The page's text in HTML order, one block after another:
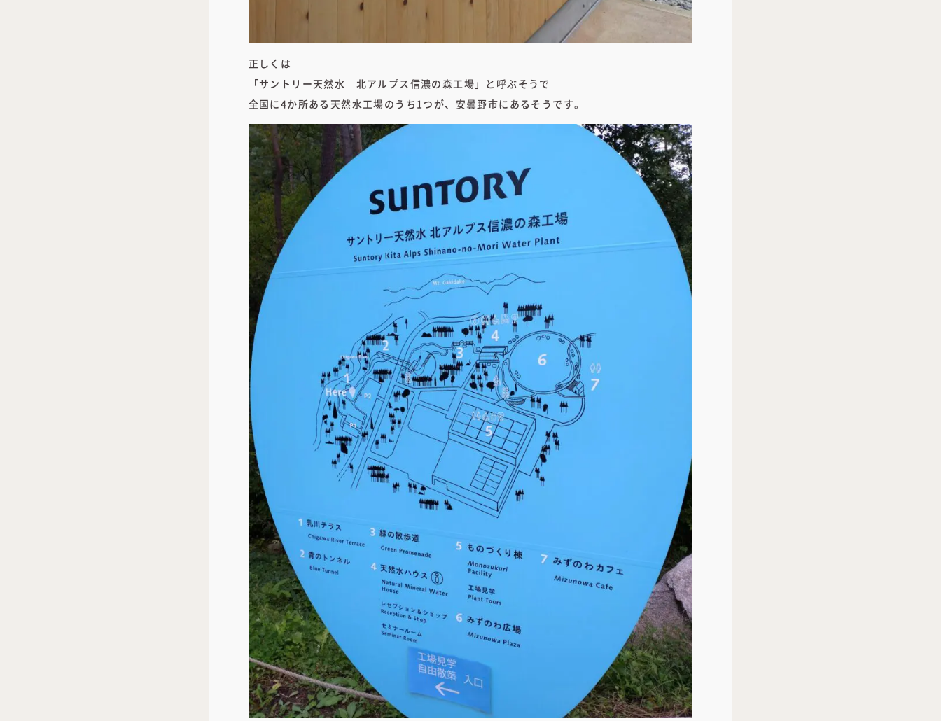
正しくは
「サントリー天然水 北アルプス信濃の森工場」と呼ぶそうで
全国に4か所ある天然水工場のうち1つが、安曇野市にあるそうです。